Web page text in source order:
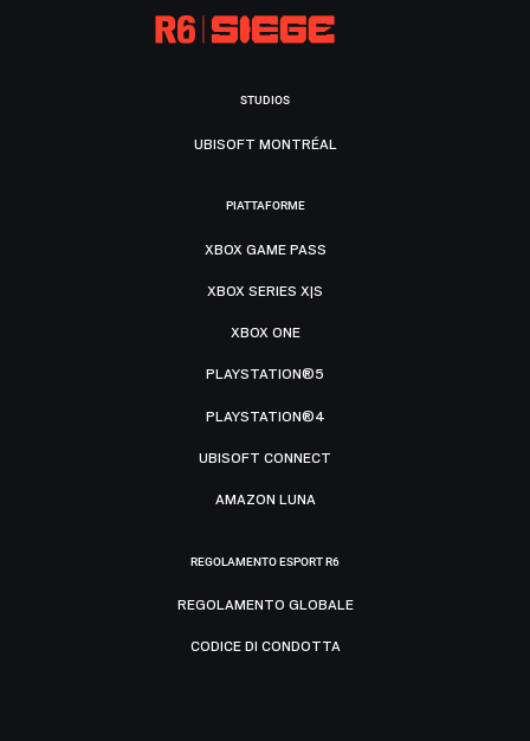
STUDIOS
UBISOFT MONTRÉAL
PIATTAFORME
XBOX GAME PASS
XBOX SERIES X|S
XBOX ONE
PLAYSTATION®5
PLAYSTATION®4
UBISOFT CONNECT
AMAZON LUNA
REGOLAMENTO ESPORT R6
REGOLAMENTO GLOBALE
CODICE DI CONDOTTA